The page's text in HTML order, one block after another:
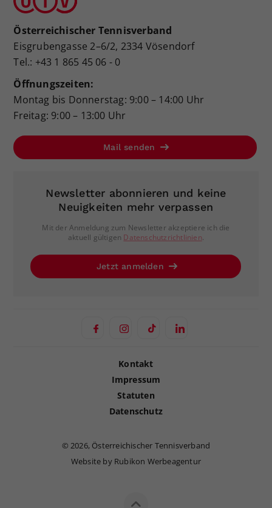
Österreichischer Tennisverband
Eisgrubengasse 2–6/2, 2334 Vösendorf
Tel.: +43 1 865 45 06 - 0
Öffnungszeiten:
Montag bis Donnerstag: 9:00 – 14:00 Uhr
Freitag: 9:00 – 13:00 Uhr
Mail senden
Newsletter abonnieren und keine
Neuigkeiten mehr verpassen
Mit der Anmeldung zum Newsletter akzeptiere ich die
aktuell gültigen Datenschutzrichtlinien.
Jetzt anmelden
Kontakt
Impressum
Statuten
Datenschutz
©2026, Österreichischer Tennisverband
Website by Rubikon Werbeagentur